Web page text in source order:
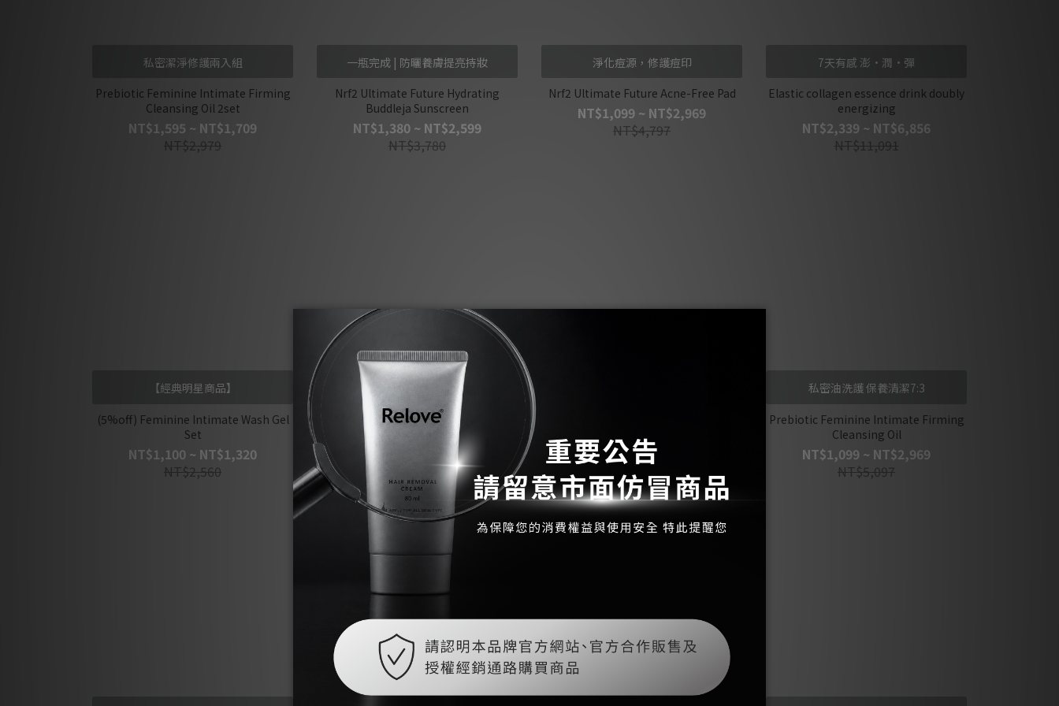
私密潔淨修護兩入組
Prebiotic Feminine Intimate Firming
Cleansing Oil 2set
NT$1,595 ~ NT$1,709
NT$2,979
一瓶完成 | 防曬養膚提亮持妝
Nrf2 Ultimate Future Hydrating
Buddleja Sunscreen
NT$1,380 ~ NT$2,599
NT$3,780
淨化痘源，修護痘印
Nrf2 Ultimate Future Acne-Free Pad
NT$1,099 ~ NT$2,969
NT$4,797
7天有感 澎·潤·彈
Elastic collagen essence drink doubly
energizing
NT$2,339 ~ NT$6,856
NT$11,091
【經典明星商品】
(5%off) Feminine Intimate Wash Gel
Set
NT$1,100 ~ NT$1,320
NT$2,560
史努比聯名限量下殺67折優惠
Protease Lingerie Stain Clean Liquid -
Peanuts co-branded
NT$1,199 ~ NT$2,999
NT$4,392
NT$2,609 ~ NT$2,729
NT$4,678
私密油洗護 保養清潔7:3
Prebiotic Feminine Intimate Firming
Cleansing Oil
NT$1,099 ~ NT$2,969
NT$5,097